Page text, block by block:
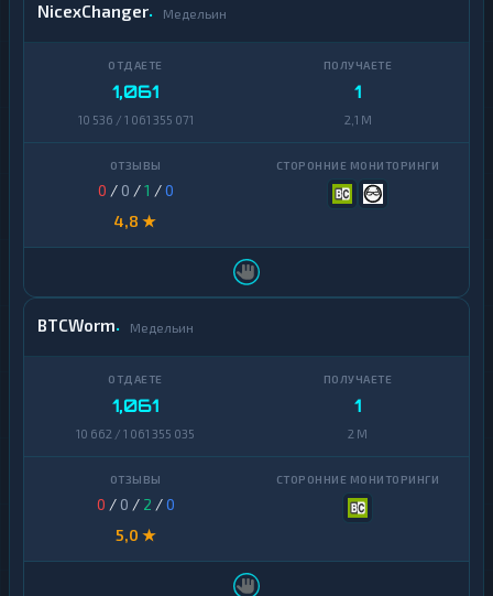
NicexChanger Медельин
1,061
10 536 / 1 061 355 071
1
2,1 M
0 / 0 /1 /0
4,8 ★
BTCWorm Медельин
1,061
10 662 / 1 061 355 035
1
2 M
0 / 0 / 2 /0
5,0 ★